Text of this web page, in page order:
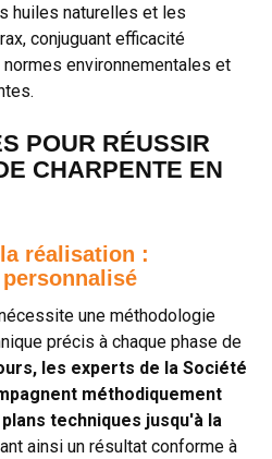
huiles naturelles et les
conjuguant efficacité
environnementales et
POUR RÉUSSIR
CHARPENTE EN
réalisation :
une méthodologie
précis à chaque phase de
les experts de la Société
méthodiquement
techniques jusqu'à la
ainsi un résultat conforme à